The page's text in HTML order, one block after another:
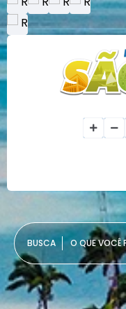
O QUE VOCÊ PROCURA?